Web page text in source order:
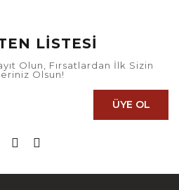
LİSTESİ
Olun, Fırsatlardan İlk Sizin
Olsun!
ÜYE OL